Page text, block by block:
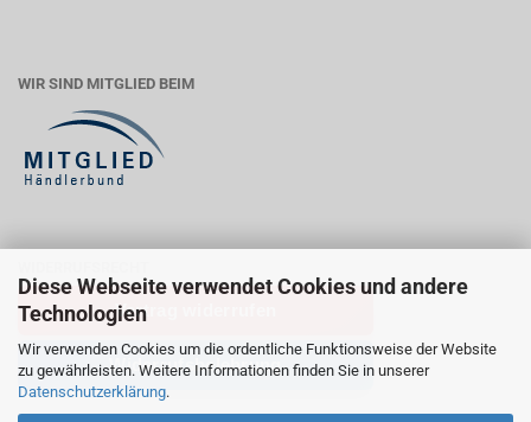
Diese Webseite verwendet Cookies und andere
Technologien
Wir verwenden Cookies um die ordentliche Funktionsweise der Website
zu gewährleisten. Weitere Informationen finden Sie in unserer
Datenschutzerklärung.
WIR SIND MITGLIED BEIM
Vertrag widerrufen
Widerrufsbelehrung